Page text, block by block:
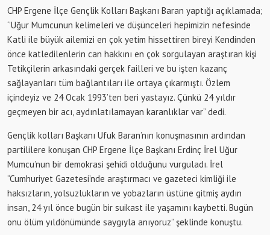
CHP Ergene İlçe Gençlik Kolları Başkanı Baran yaptığı açıklamada;
‘’Uğur Mumcunun kelimeleri ve düşünceleri hepimizin nefesinde
Katli ile büyük ailemizi en çok yetim hissettiren bireyi Kendinden
önce katledilenlerin can hakkını en çok sorgulayan araştıran kişi
Tetikçilerin arkasındaki gerçek failleri ve bu işten kazanç
sağlayanları tüm bağlantıları ile ortaya çıkarmıştı. Özlem
içindeyiz ve 24 Ocak 1993’ten beri yastayız. Çünkü 24 yıldır
geçmeyen bir acı, aydınlatılamayan karanlıklar var” dedi.
Gençlik kolları Başkanı Ufuk Baran’nın konuşmasının ardından
partililere konuşan CHP Ergene İlçe Başkanı Erdinç İrel Uğur
Mumcu’nun bir demokrasi şehidi olduğunu vurguladı. İrel
“Cumhuriyet Gazetesi’nde araştırmacı ve gazeteci kimliği ile
haksızların, yolsuzlukların ve yobazların üstüne gitmiş aydın
insan, 24 yıl önce bugün bir suikast ile yaşamını kaybetti. Bugün
onu ölüm yıldönümünde saygıyla anıyoruz” şeklinde konuştu.